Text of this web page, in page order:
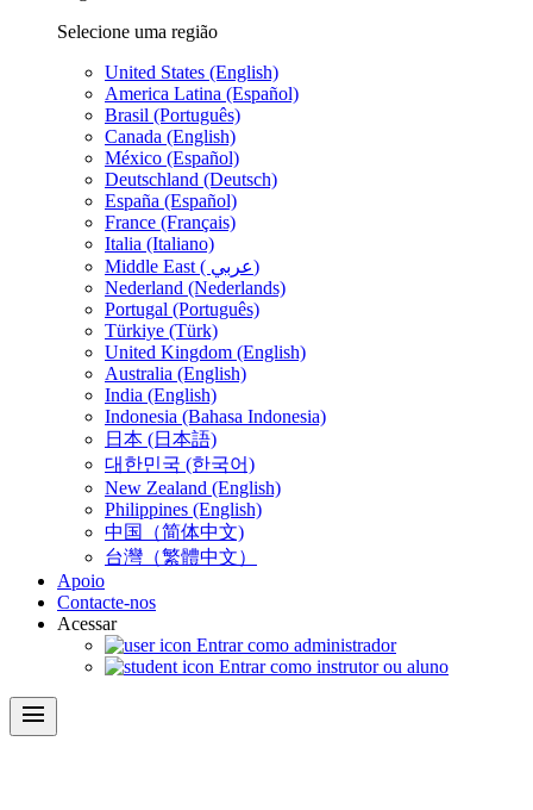
Selecione uma região
United States (English)
America Latina (Español)
Brasil (Português)
Canada (English)
México (Español)
Deutschland (Deutsch)
España (Español)
France (Français)
Italia (Italiano)
Middle East ( عربي)
Nederland (Nederlands)
Portugal (Português)
Türkiye (Türk)
United Kingdom (English)
Australia (English)
India (English)
Indonesia (Bahasa Indonesia)
日本 (日本語)
대한민국 (한국어)
New Zealand (English)
Philippines (English)
中国（简体中文)
台灣（繁體中文）
Apoio
Contacte-nos
Acessar
Entrar como administrador
Entrar como instrutor ou aluno
menu